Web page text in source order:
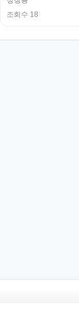
조회수 18